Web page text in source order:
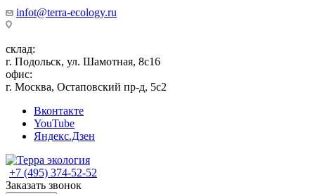
infot@terra-ecology.ru
склад:
г. Подольск, ул. Шамотная, 8с16
офис:
г. Москва, Остаповский пр-д, 5с2
Вконтакте
YouTube
Яндекс.Дзен
+7 (495) 374-52-52
Заказать звонок